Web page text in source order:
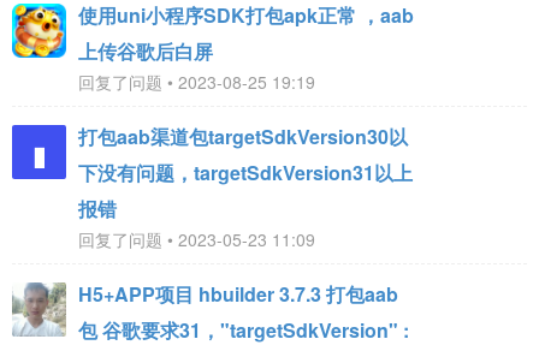
使用uni小程序SDK打包apk正常 ，aab
上传谷歌后白屏
回复了问题 • 2023-08-25 19:19
打包aab渠道包targetSdkVersion30以
下没有问题，targetSdkVersion31以上
报错
回复了问题 • 2023-05-23 11:09
H5+APP项目 hbuilder 3.7.3 打包aab
包 谷歌要求31，"targetSdkVersion" :